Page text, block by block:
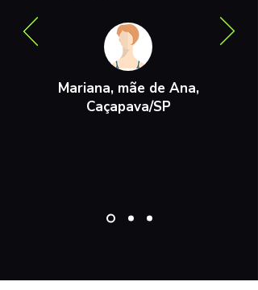
Mariana, mãe de Ana,
Caçapava/SP